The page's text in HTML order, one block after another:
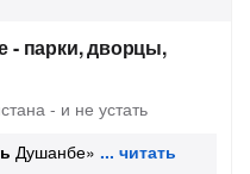
- парки, дворцы,
- и не устать
Душанбе»